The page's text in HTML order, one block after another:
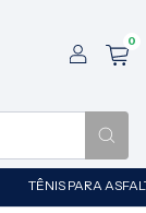
0
TÊNIS PARA